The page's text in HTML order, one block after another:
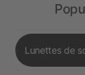
Lunettes de